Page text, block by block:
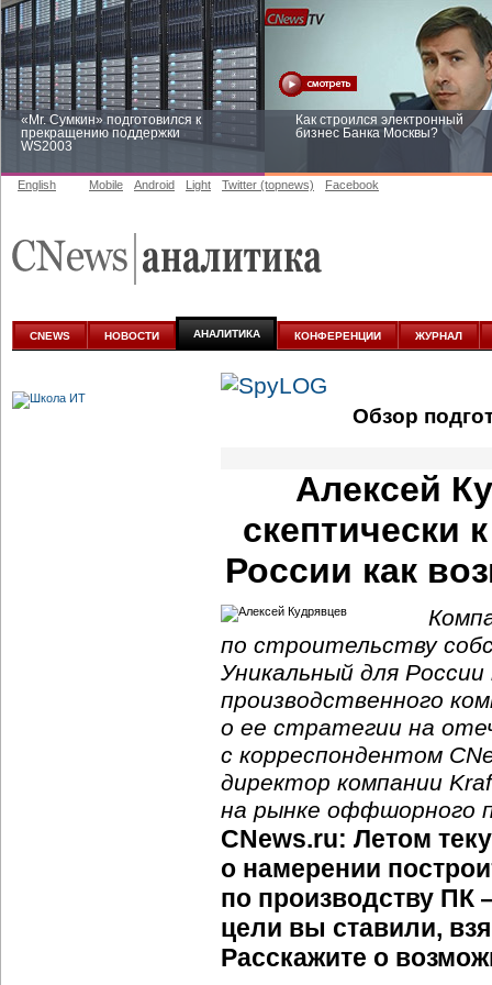
«Mr. Сумкин» подготовился к
прекращению поддержки
WS2003
Как строился электронный
бизнес Банка Москвы?
аналитике
English Mobile Android Light Twitter (topnews) Facebook
CNEWS НОВОСТИ АНАЛИТИКА КОНФЕРЕНЦИИ ЖУРНАЛ
Обзор
Алексей
скептически
России как
по строительству
Уникальный для
производственного
о ее стратегии на
с корреспондентом
директор компании
на рынке оффшорного
CNews.ru: Летом
о намерении
по производству ПК
цели вы ставили,
Расскажите о